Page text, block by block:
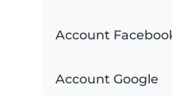
Account
Account Google